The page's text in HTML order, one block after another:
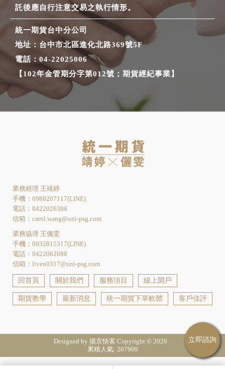
託後應自行注意交易之執行情形。
統一期貨台中分公司
地址：台中市北區進化北路369號5F
電話：04-22025006
【102年金管期分字第012號；期貨經紀事業】
業務經理 王靖婷
手機：0988207117(LINE)
電話：0422026386
信箱：carol.wang@uni-psg.com
業務協理 王儷雯
手機：0932815317(LINE)
電話：0422062088
信箱：liven0317@uni-psg.com
回首頁 關於我們 服務項目 線上開戶
期貨教學 最新消息 統一期貨下單軟體 客戶佳評
北區期貨開戶
Designed by 揚京快客 Copyright © 2026 ..
累積人氣: 207909